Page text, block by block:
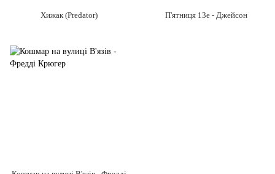
Хижак (Predator) П'ятниця 13е - Джейсон